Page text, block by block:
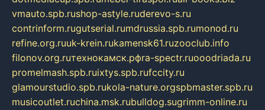
vmauto.spb.rushop-astyle.ruderevo-s.ru
contrinform.rugutserial.rumdrussia.spb.rumonod.ru
refine.org.ruuk-krein.rukamensk61.ruzooclub.info
filonov.org.ruтехнокамск.рфra-spectr.ruooodriada.ru
promelmash.spb.ruixtys.spb.rufccity.ru
glamourstudio.spb.rukola-nature.orgspbmaster.spb.ru
musicoutlet.ruchina.msk.rubulldog.sugrimm-online.ru